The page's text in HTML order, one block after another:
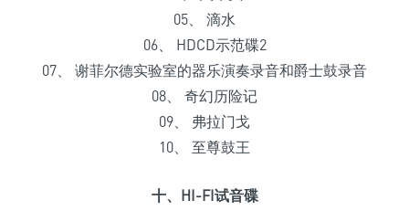
05、 滴水
06、 HDCD示范碟2
07、 谢菲尔德实验室的器乐演奏录音和爵士鼓录音
08、 奇幻历险记
09、 弗拉门戈
10、 至尊鼓王
十、HI-FI试音碟